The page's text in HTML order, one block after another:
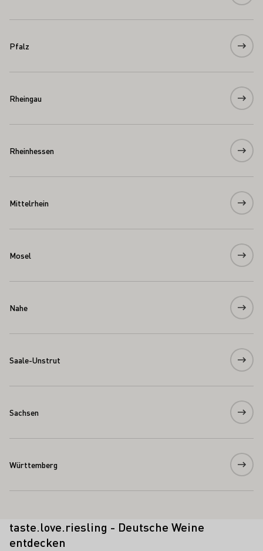
Pfalz
Rheingau
Rheinhessen
Mittelrhein
Mosel
Nahe
Saale-Unstrut
Sachsen
Württemberg
taste.love.riesling - Deutsche Weine
entdecken